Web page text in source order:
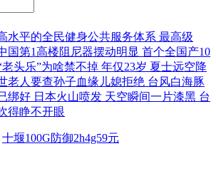
水平的全民健身公共服务体系 最高级
国第1高楼阻尼器摆动明显 首个全国产10
老头乐”为啥禁不掉 年仅23岁 夏士远空降
老人要查孙子血缘儿媳拒绝 台风白海豚
绑好 日本火山喷发 天空瞬间一片漆黑 台
得睁不开眼
十堰100G防御2h4g59元